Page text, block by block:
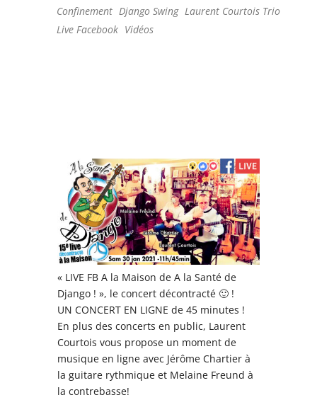
Confinement Django Swing Laurent Courtois Trio
Live Facebook Vidéos
« LIVE FB A la Maison de A la Santé de
Django ! », le concert décontracté 🙂 !
UN CONCERT EN LIGNE de 45 minutes !
En plus des concerts en public, Laurent
Courtois vous propose un moment de
musique en ligne avec Jérôme Chartier à
la guitare rythmique et Melaine Freund à
la contrebasse!